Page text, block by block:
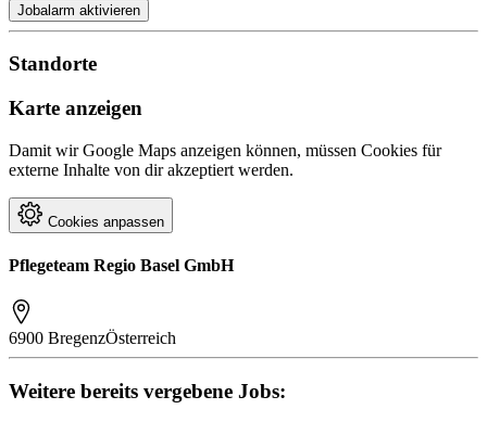
Jobalarm aktivieren
Standorte
Karte anzeigen
Damit wir Google Maps anzeigen können, müssen Cookies für
externe Inhalte von dir akzeptiert werden.
Cookies anpassen
Pflegeteam Regio Basel GmbH
6900 BregenzÖsterreich
Weitere bereits vergebene Jobs: